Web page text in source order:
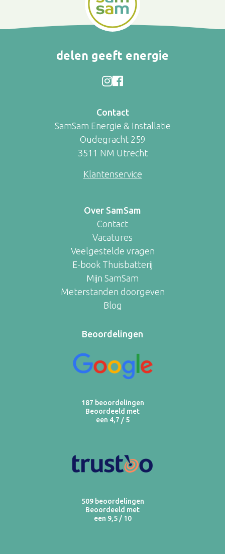
delen geeft energie
Contact
SamSam Energie & Installatie
Oudegracht 259
3511 NM Utrecht
Klantenservice
Over SamSam
Contact
Vacatures
Veelgestelde vragen
E-book Thuisbatterij
Mijn SamSam
Meterstanden doorgeven
Blog
Beoordelingen
187 beoordelingen
Beoordeeld met
een 4,7 / 5
509 beoordelingen
Beoordeeld met
een 9,5 / 10